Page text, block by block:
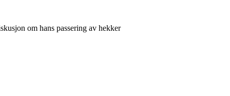
om hans passering av hekker